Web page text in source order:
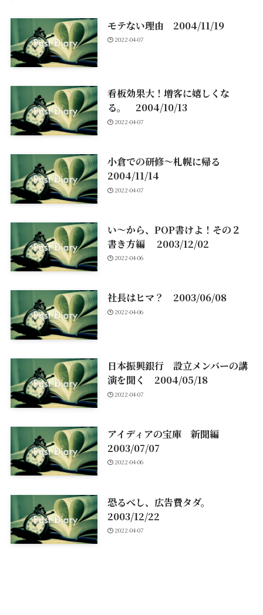
モテない理由 2004/11/19
2022-04-07
看板効果大！増客に嬉しくな
る。 2004/10/13
2022-04-07
小倉での研修～札幌に帰る
2004/11/14
2022-04-07
い～から、POP書けよ！その２
書き方編 2003/12/02
2022-04-06
社長はヒマ？ 2003/06/08
2022-04-06
日本振興銀行 設立メンバーの講
演を聞く 2004/05/18
2022-04-07
アイディアの宝庫 新聞編
2003/07/07
2022-04-06
恐るべし、広告費タダ。
2003/12/22
2022-04-07